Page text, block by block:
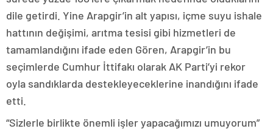
dile getirdi. Yine Arapgir’in alt yapısı, içme suyu ishale
hattının değişimi, arıtma tesisi gibi hizmetleri de
tamamlandığını ifade eden Gören, Arapgir’in bu
seçimlerde Cumhur İttifakı olarak AK Parti’yi rekor
oyla sandıklarda destekleyeceklerine inandığını ifade
etti.
“Sizlerle birlikte önemli işler yapacağımızı umuyorum”